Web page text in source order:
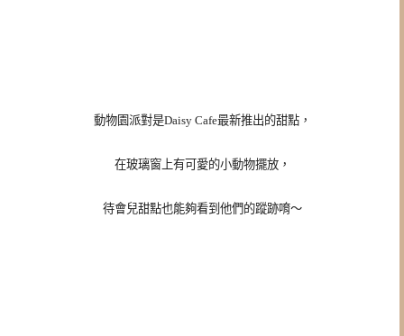
動物園派對是Daisy Cafe最新推出的甜點，
在玻璃窗上有可愛的小動物擺放，
待會兒甜點也能夠看到他們的蹤跡唷～